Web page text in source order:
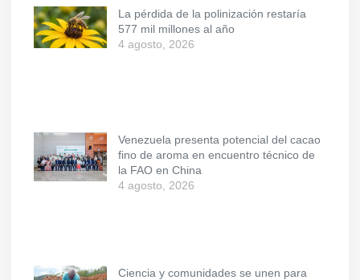
La pérdida de la polinización restaría
577 mil millones al año
4 agosto, 2026
Venezuela presenta potencial del cacao
fino de aroma en encuentro técnico de
la FAO en China
4 agosto, 2026
Ciencia y comunidades se unen para